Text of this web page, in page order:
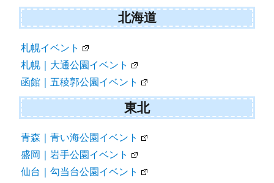
北海道
札幌イベント
札幌｜大通公園イベント
函館｜五稜郭公園イベント
東北
青森｜青い海公園イベント
盛岡｜岩手公園イベント
仙台｜勾当台公園イベント